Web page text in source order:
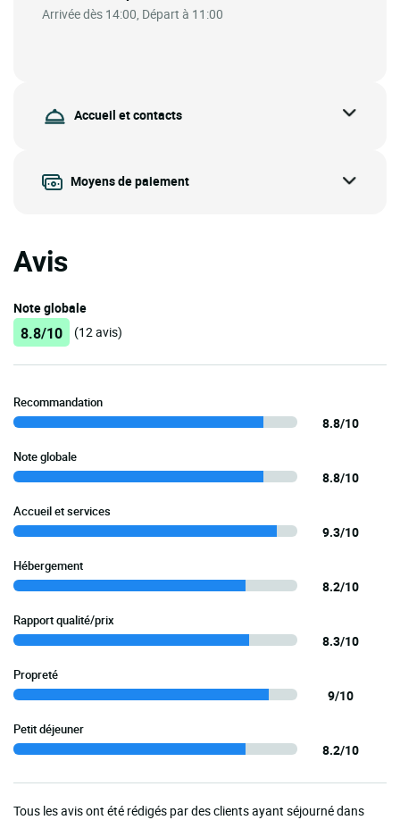
Arrivée dès 14:00, Départ à 11:00
Accueil et contacts
Moyens de paiement
Avis
Note globale
8.8/10 (12 avis)
Recommandation
8.8/10
Note globale
8.8/10
Accueil et services
9.3/10
Hébergement
8.2/10
Rapport qualité/prix
8.3/10
Propreté
9/10
Petit déjeuner
8.2/10
Tous les avis ont été rédigés par des clients ayant séjourné dans